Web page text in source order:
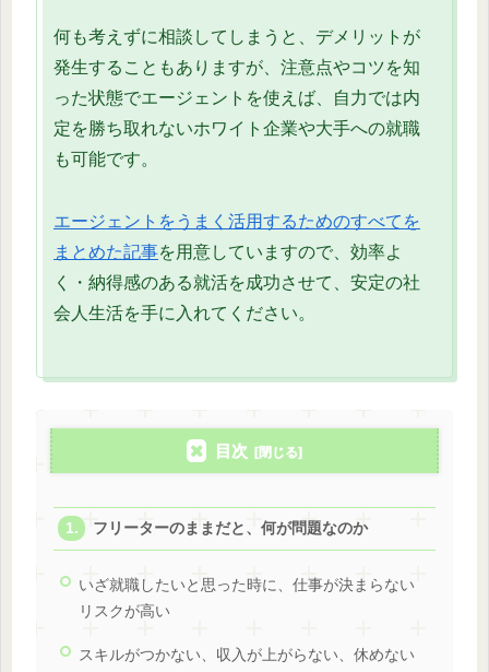
何も考えずに相談してしまうと、デメリットが
発生することもありますが、注意点やコツを知
った状態でエージェントを使えば、自力では内
定を勝ち取れないホワイト企業や大手への就職
も可能です。
エージェントをうまく活用するためのすべてを
まとめた記事を用意していますので、効率よ
く・納得感のある就活を成功させて、安定の社
会人生活を手に入れてください。
目次
フリーターのままだと、何が問題なのか
いざ就職したいと思った時に、仕事が決まらない
リスクが高い
スキルがつかない、収入が上がらない、休めない